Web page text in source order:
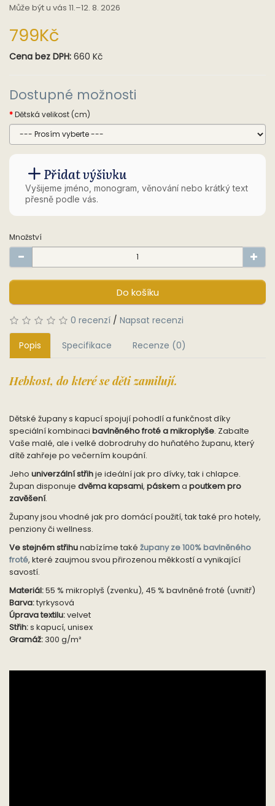
Může být u vás 11.–12. 8. 2026
799Kč
Cena bez DPH: 660 Kč
Dostupné možnosti
Dětská velikost (cm)
Přidat výšivku
Vyšijeme jméno, monogram, věnování nebo krátký text
přesně podle vás.
Množství
Do košíku
0 recenzí / Napsat recenzi
Popis Specifikace Recenze (0)
Hebkost, do které se děti zamilují.
Dětské župany s kapucí spojují pohodlí a funkčnost díky
speciální kombinaci bavlněného froté a mikroplyše. Zabalte
Vaše malé, ale i velké dobrodruhy do huňatého županu, který
dítě zahřeje po večerním koupání.
Jeho univerzální střihje ideální jak pro dívky, tak i chlapce.
Župan disponuje dvěma kapsami, páskema poutkem pro
zavěšení.
Župany jsou vhodné jak pro domácí použití, tak také pro hotely,
penziony či wellness.
Ve stejném střihunabízíme také župany ze 100% bavlněného
froté, které zaujmou svou přirozenou měkkostí a vynikající
savostí.
Materiál:55 % mikroplyš (zvenku), 45 % bavlněné froté (uvnitř)
Barva:tyrkysová
Úprava textilu:velvet
Střih:s kapucí, unisex
Gramáž: 300 g/m²